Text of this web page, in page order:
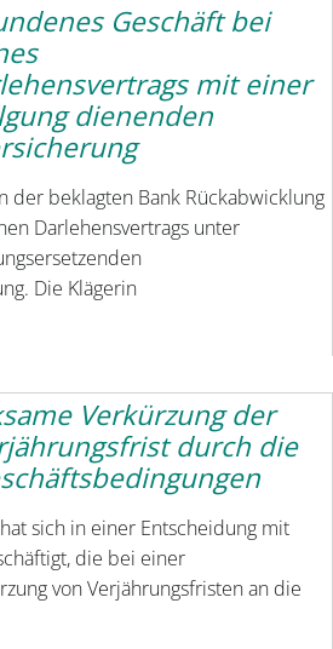
Geschäft bei
mit einer
dienenden
der beklagten Bank Rückabwicklung
Darlehensvertrags unter
Die Klägerin
Verkürzung der
durch die
sich in einer Entscheidung mit
die bei einer
von Verjährungsfristen an die